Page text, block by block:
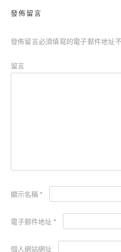
發佈留言
發佈留言必須填寫的電子郵件地址
留言
顯示名稱 *
電子郵件地址 *
個人網站網址